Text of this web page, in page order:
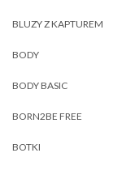
BLUZY Z KAPTUREM
BODY
BODY BASIC
BORN2BE FREE
BOTKI